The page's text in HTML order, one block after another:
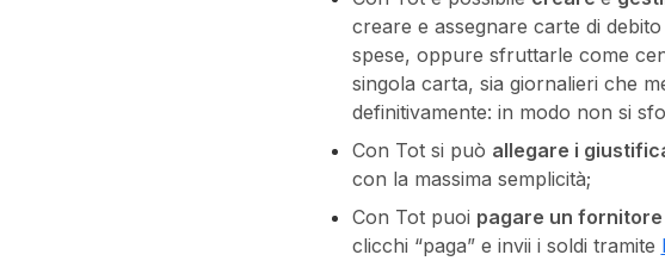
creare e assegnare carte di
spese, oppure sfruttarle come
singola carta, sia giornalieri che
definitivamente: in modo non si
Con Tot si può allegare i
con la massima semplicità;
Con Tot puoi pagare un
clicchi “paga” e invii i soldi tramite